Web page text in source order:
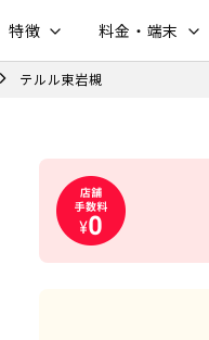
特徴 料金・端末
テルル東岩槻